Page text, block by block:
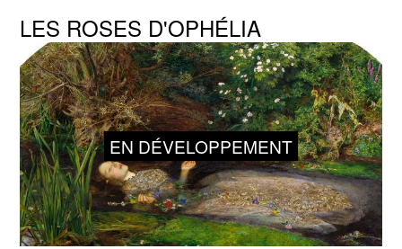
LES ROSES D'OPHÉLIA
EN DÉVELOPPEMENT